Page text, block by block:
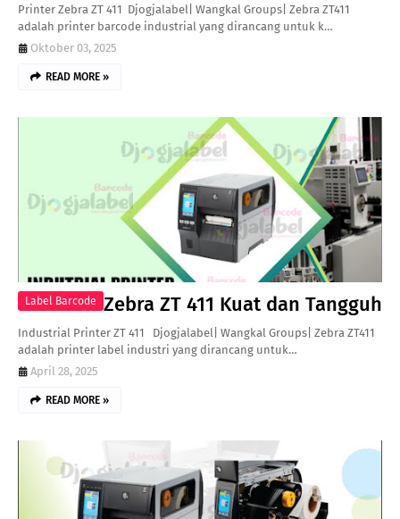
Printer Zebra ZT 411 Djogjalabel| Wangkal Groups| Zebra ZT411
adalah printer barcode industrial yang dirancang untuk k…
Oktober 03, 2025
READ MORE »
Label Barcode Zebra ZT 411 Kuat dan Tangguh
Industrial Printer ZT 411 Djogjalabel| Wangkal Groups| Zebra ZT411
adalah printer label industri yang dirancang untuk…
April 28, 2025
READ MORE »